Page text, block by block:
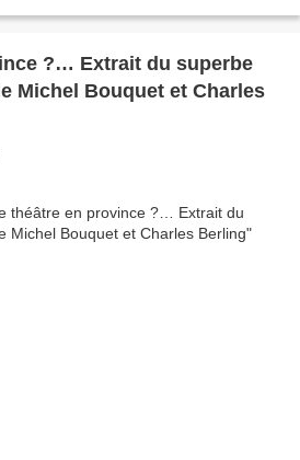
?… Extrait du superbe
Michel Bouquet et Charles